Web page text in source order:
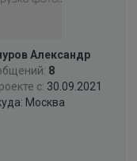
Александр
8
с: 30.09.2021
Москва